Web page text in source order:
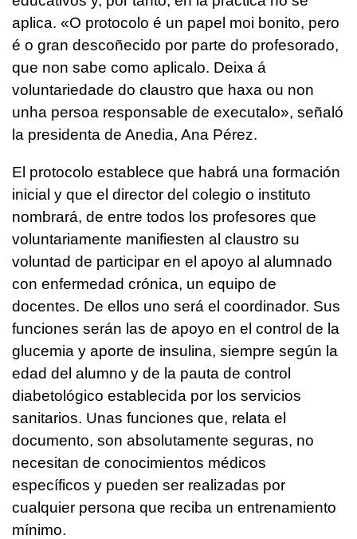
aplica. «O protocolo é un papel moi bonito, pero
é o gran descoñecido por parte do profesorado,
que non sabe como aplicalo. Deixa á
voluntariedade do claustro que haxa ou non
unha persoa responsable de executalo», señaló
la presidenta de Anedia, Ana Pérez.
El protocolo establece que habrá una formación
inicial y que el director del colegio o instituto
nombrará, de entre todos los profesores que
voluntariamente manifiesten al claustro su
voluntad de participar en el apoyo al alumnado
con enfermedad crónica, un equipo de
docentes. De ellos uno será el coordinador. Sus
funciones serán las de apoyo en el control de la
glucemia y aporte de insulina, siempre según la
edad del alumno y de la pauta de control
diabetológico establecida por los servicios
sanitarios. Unas funciones que, relata el
documento, son absolutamente seguras, no
necesitan de conocimientos médicos
específicos y pueden ser realizadas por
cualquier persona que reciba un entrenamiento
mínimo.